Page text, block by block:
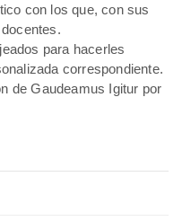
con los que, con sus
para hacerles
correspondiente.
de Gaudeamus Igitur por